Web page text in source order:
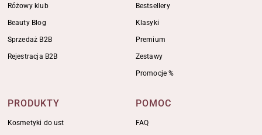
Różowy klub
Beauty Blog
Sprzedaż B2B
Rejestracja B2B
Bestsellery
Klasyki
Premium
Zestawy
Promocje %
PRODUKTY
Kosmetyki do ust
POMOC
FAQ